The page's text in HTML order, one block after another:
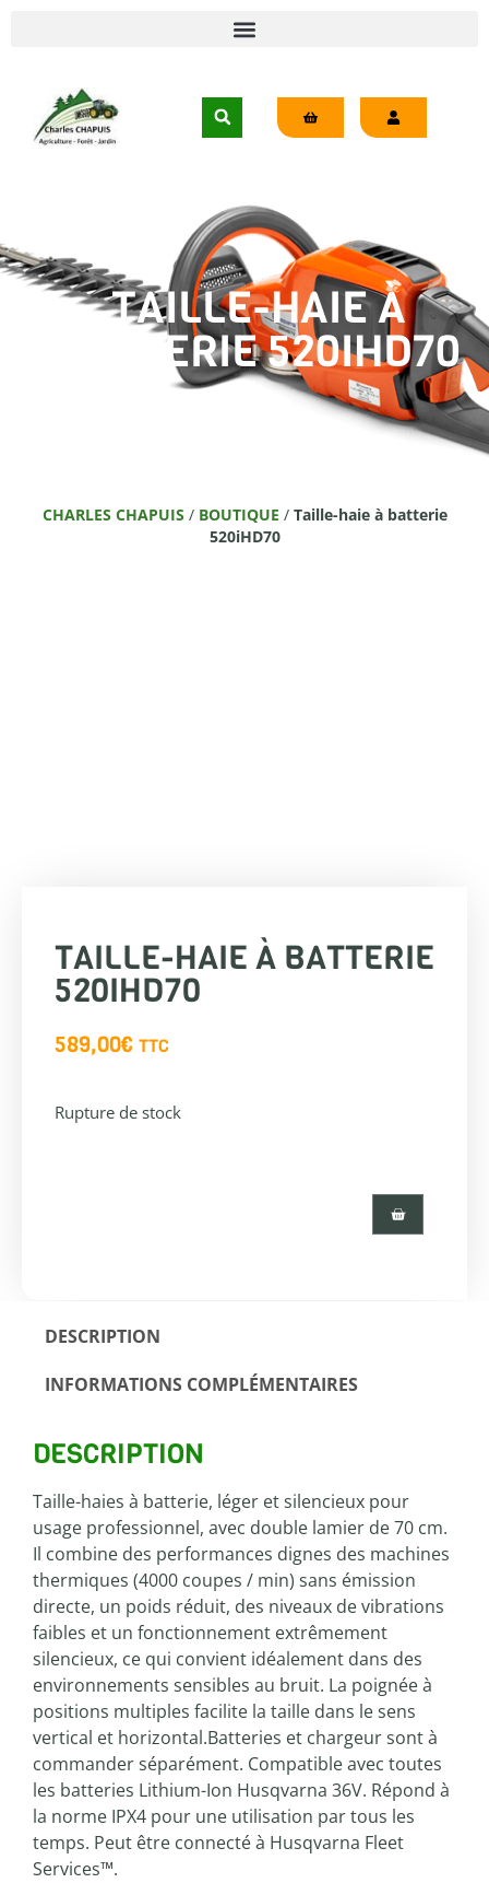
TAILLE-HAIE À
BATTERIE 520IHD70
CHARLES CHAPUIS / BOUTIQUE / Taille-haie à batterie
520iHD70
TAILLE-HAIE À BATTERIE
520IHD70
589,00€ TTC
Rupture de stock
DESCRIPTION
INFORMATIONS COMPLÉMENTAIRES
DESCRIPTION
Taille-haies à batterie, léger et silencieux pour
usage professionnel, avec double lamier de 70 cm.
Il combine des performances dignes des machines
thermiques (4000 coupes / min) sans émission
directe, un poids réduit, des niveaux de vibrations
faibles et un fonctionnement extrêmement
silencieux, ce qui convient idéalement dans des
environnements sensibles au bruit. La poignée à
positions multiples facilite la taille dans le sens
vertical et horizontal.Batteries et chargeur sont à
commander séparément. Compatible avec toutes
les batteries Lithium-Ion Husqvarna 36V. Répond à
la norme IPX4 pour une utilisation par tous les
temps. Peut être connecté à Husqvarna Fleet
Services™.